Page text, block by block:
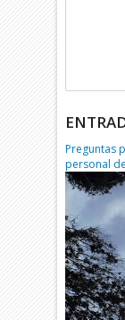
Preguntas
personal